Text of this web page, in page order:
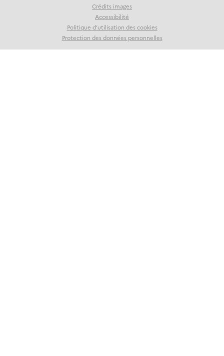
Crédits images
Accessibilité
Politique d’utilisation des cookies
Protection des données personnelles